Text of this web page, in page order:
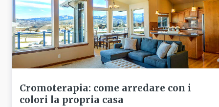
Cromoterapia: come arredare con i
colori la propria casa